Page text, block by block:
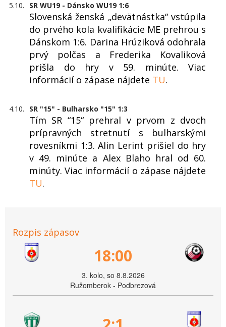
5.10. SR WU19 - Dánsko WU19 1:6
Slovenská ženská „devätnástka“ vstúpila
do prvého kola kvalifikácie ME prehrou s
Dánskom 1:6. Darina Hrúziková odohrala
prvý polčas a Frederika Kovaliková
prišla do hry v 59. minúte. Viac
informácií o zápase nájdete TU.
4.10. SR "15" - Bulharsko "15" 1:3
Tím SR “15“ prehral v prvom z dvoch
prípravných stretnutí s bulharskými
rovesníkmi 1:3. Alin Lerint prišiel do hry
v 49. minúte a Alex Blaho hral od 60.
minúty. Viac informácií o zápase nájdete
TU.
Rozpis zápasov
18:00
3. kolo, so 8.8.2026
Ružomberok - Podbrezová